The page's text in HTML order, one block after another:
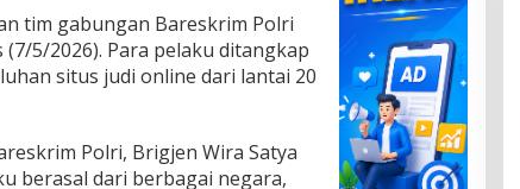
tim gabungan Bareskrim Polri
(7/5/2026). Para pelaku ditangkap
situs judi online dari lantai 20
Polri, Brigjen Wira Satya
berasal dari berbagai negara,